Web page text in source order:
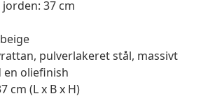
37 cm
pulverlakeret stål, massivt
oliefinish
cm (L x B x H)